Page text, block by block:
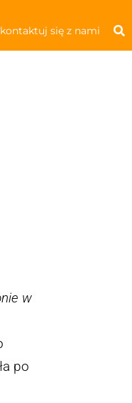
się z nami
w
po